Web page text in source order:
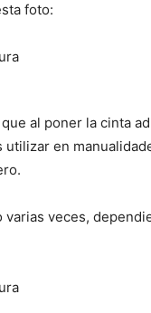
foto:
al poner la cinta
en
veces,